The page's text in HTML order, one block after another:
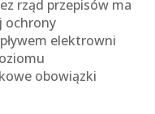
rząd przepisów ma
ochrony
elektrowni
obowiązki